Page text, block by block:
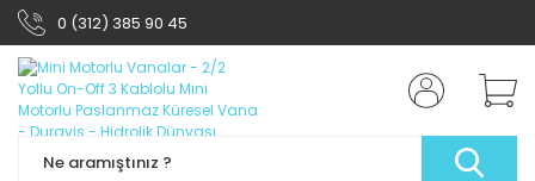
0 (312) 385 90 45